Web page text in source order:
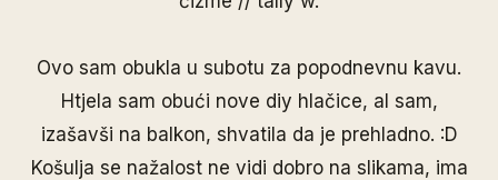
Ovo sam obukla u subotu za popodnevnu kavu.
Htjela sam obući nove diy hlačice, al sam,
izašavši na balkon, shvatila da je prehladno. :D
Košulja se nažalost ne vidi dobro na slikama, ima